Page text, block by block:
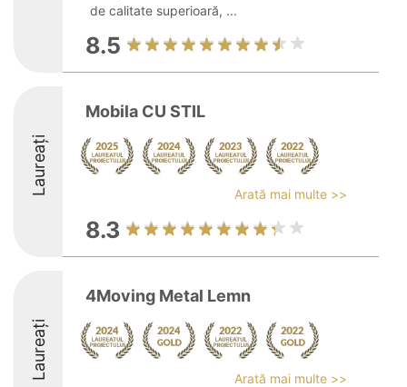
de calitate superioară, ...
8.5
Laureați
Mobila CU STIL
Arată mai multe >>
8.3
Laureați
4Moving Metal Lemn
Arată mai multe >>